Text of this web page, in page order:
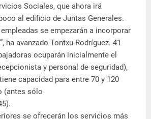
Sociales, que ahora irá
al edificio de Juntas Generales.
se empezarán a incorporar
ha avanzado Tontxu Rodríguez. 41
ocuparán inicialmente el
y personal de seguridad),
capacidad para entre 70 y 120
(antes sólo
se ofrecerán los servicios más